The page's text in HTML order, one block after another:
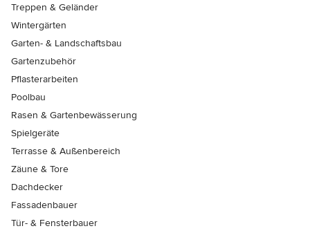
Treppen & Geländer
Wintergärten
Garten- & Landschaftsbau
Gartenzubehör
Pflasterarbeiten
Poolbau
Rasen & Gartenbewässerung
Spielgeräte
Terrasse & Außenbereich
Zäune & Tore
Dachdecker
Fassadenbauer
Tür- & Fensterbauer